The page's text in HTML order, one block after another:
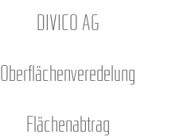
DIVICO AG
Ober­flä­chen­ver­ede­lung
Flä­chen­ab­trag